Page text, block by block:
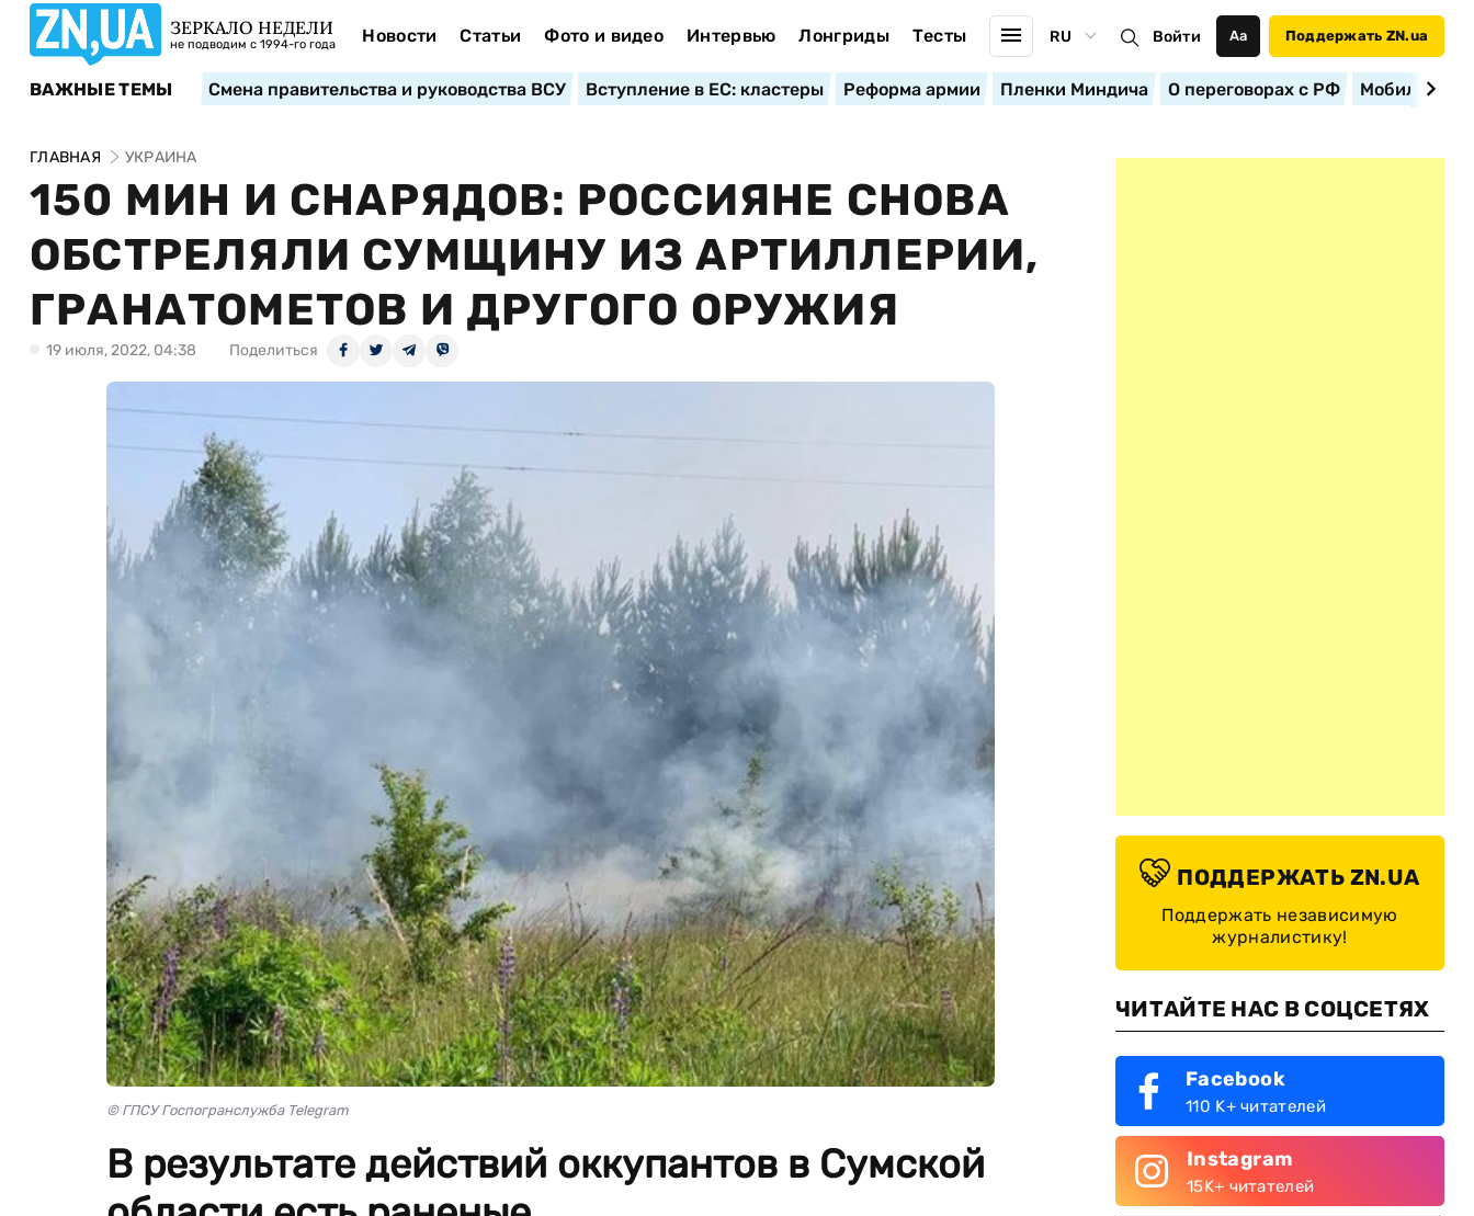
ЗЕРКАЛО НЕДЕЛИ
не подводим с 1994-го года Новости Статьи Фото и видео Интервью Лонгриды Тесты RU Войти Аа Поддержать ZN.ua
ВАЖНЫЕ ТЕМЫ Смена правительства и руководства ВСУ Вступление в ЕС: кластеры Реформа армии Пленки Миндича О переговорах с РФ
ГЛАВНАЯ УКРАИНА
150 МИН И СНАРЯДОВ: РОССИЯНЕ СНОВА
ОБСТРЕЛЯЛИ СУМЩИНУ ИЗ АРТИЛЛЕРИИ,
ГРАНАТОМЕТОВ И ДРУГОГО ОРУЖИЯ
19 июля, 2022, 04:38 Поделиться
© ГПСУ Госпогранслужба Telegram
В результате действий оккупантов в Сумской
ПОДДЕРЖАТЬ ZN.UA
Поддержать независимую
журналистику!
ЧИТАЙТЕ НАС В СОЦСЕТЯХ
Facebook
110 K+ читателей
Instagram
15K+ читателей